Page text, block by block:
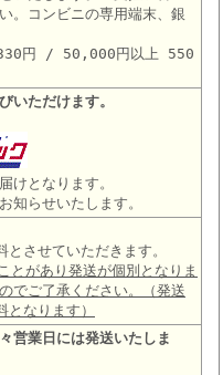
。コンビニの専用端末、銀
330円 / 50,000円以上 550
いただけます。
けとなります。
知らせいたします。
させていただきます。
とがあり発送が個別となりま
でご了承ください。（発送
なります）
営業日には発送いたしま